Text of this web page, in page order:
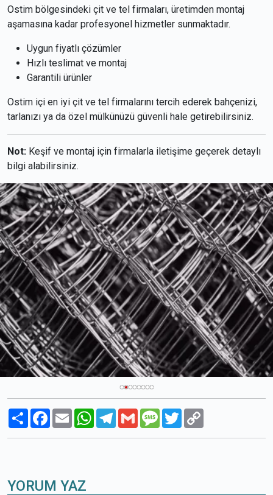
Ostim bölgesindeki çit ve tel firmaları, üretimden montaj
aşamasına kadar profesyonel hizmetler sunmaktadır.
Uygun fiyatlı çözümler
Hızlı teslimat ve montaj
Garantili ürünler
Ostim içi en iyi çit ve tel firmalarını tercih ederek bahçenizi,
tarlanızı ya da özel mülkünüzü güvenli hale getirebilirsiniz.
Not: Keşif ve montaj için firmalarla iletişime geçerek detaylı
bilgi alabilirsiniz.
PaylaşFacebook
Email WhatsAppTelegram
Gmail Message
Twitter
YORUM YAZ